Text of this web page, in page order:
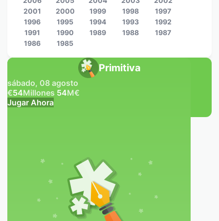
Primitiva
sábado, 08 agosto
€54Millones 54M€
Jugar Ahora
2001
2000 1999 1998
1997
1996
1995 1994 1993
1992
1991
1990 1989 1988
1987
1986
1985